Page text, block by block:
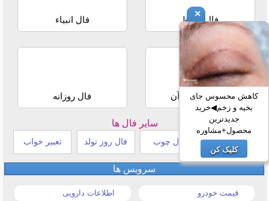
فال حافظ فال انبیاء
استخاره با قرآن فال روزانه
سایر فال ها
طالع بینی هندی فال چوب فال روز تولد تعبیر خواب
سرویس ها
قیمت خودرو اطلاعات دارویی
×
کاهش محسوس جای
بخیه و زخم◀خرید
جدیدترین
محصول+مشاوره
کلیک کن